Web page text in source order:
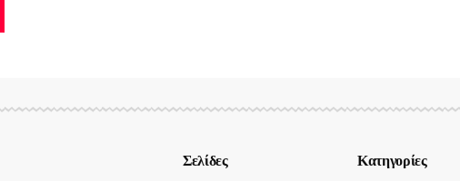
Σελίδες Κατηγορίες